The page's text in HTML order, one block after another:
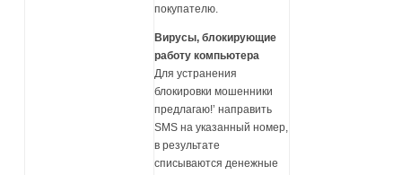
покупателю.
Вирусы, блокирующие
работу компьютера
Для устранения
блокировки мошенники
предлагаю!’ направить
SMS на указанный номер,
в результате
списываются денежные